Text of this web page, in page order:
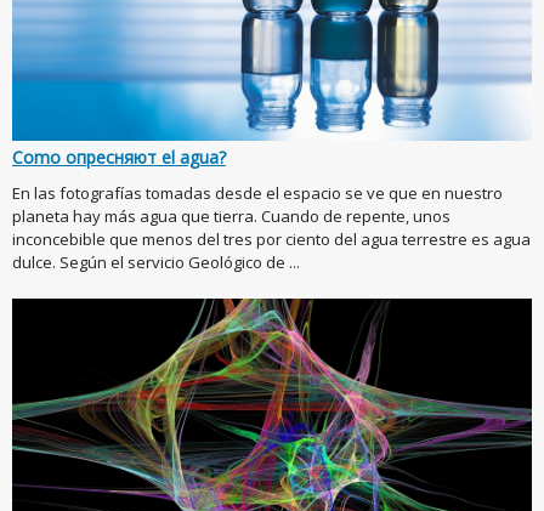
Como опресняют el agua?
En las fotografías tomadas desde el espacio se ve que en nuestro
planeta hay más agua que tierra. Cuando de repente, unos
inconcebible que menos del tres por ciento del agua terrestre es agua
dulce. Según el servicio Geológico de ...